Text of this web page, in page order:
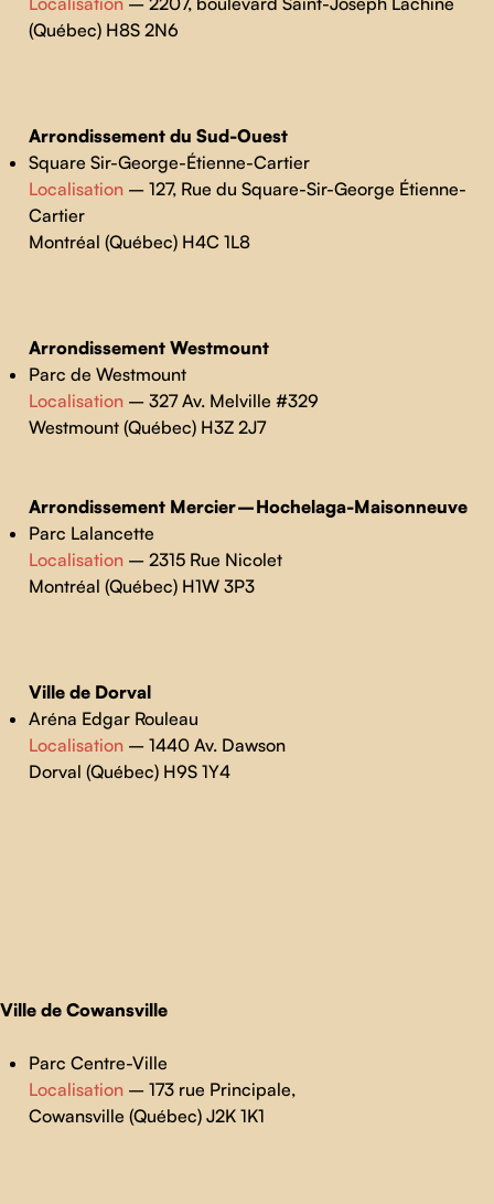
(Québec) H8S 2N6
Arrondissement du Sud-Ouest
Square Sir-George-Étienne-Cartier
Localisation– 127, Rue du Square-Sir-George Étienne-
Cartier
Montréal (Québec) H4C 1L8
Arrondissement Westmount
Parc de Westmount
Localisation– 327 Av. Melville #329
Westmount (Québec) H3Z 2J7
Arrondissement Mercier – Hochelaga-Maisonneuve
Parc Lalancette
Localisation– 2315 Rue Nicolet
Montréal (Québec) H1W 3P3
Ville de Dorval
Aréna Edgar Rouleau
Localisation– 1440 Av. Dawson
Dorval (Québec) H9S 1Y4
Ville de Cowansville
Parc Centre-Ville
Localisation– 173 rue Principale,
Cowansville (Québec) J2K 1K1